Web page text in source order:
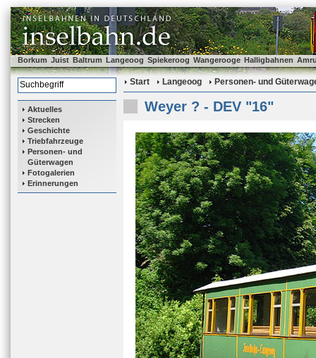
Borkum Juist Baltrum Langeoog Spiekeroog Wangerooge Halligbahnen
Aktuelles
Strecken
Geschichte
Triebfahrzeuge
Personen- und
Güterwagen
Fotogalerien
Erinnerungen
Start Langeoog Personen- und
Weyer ? - DEV "16"